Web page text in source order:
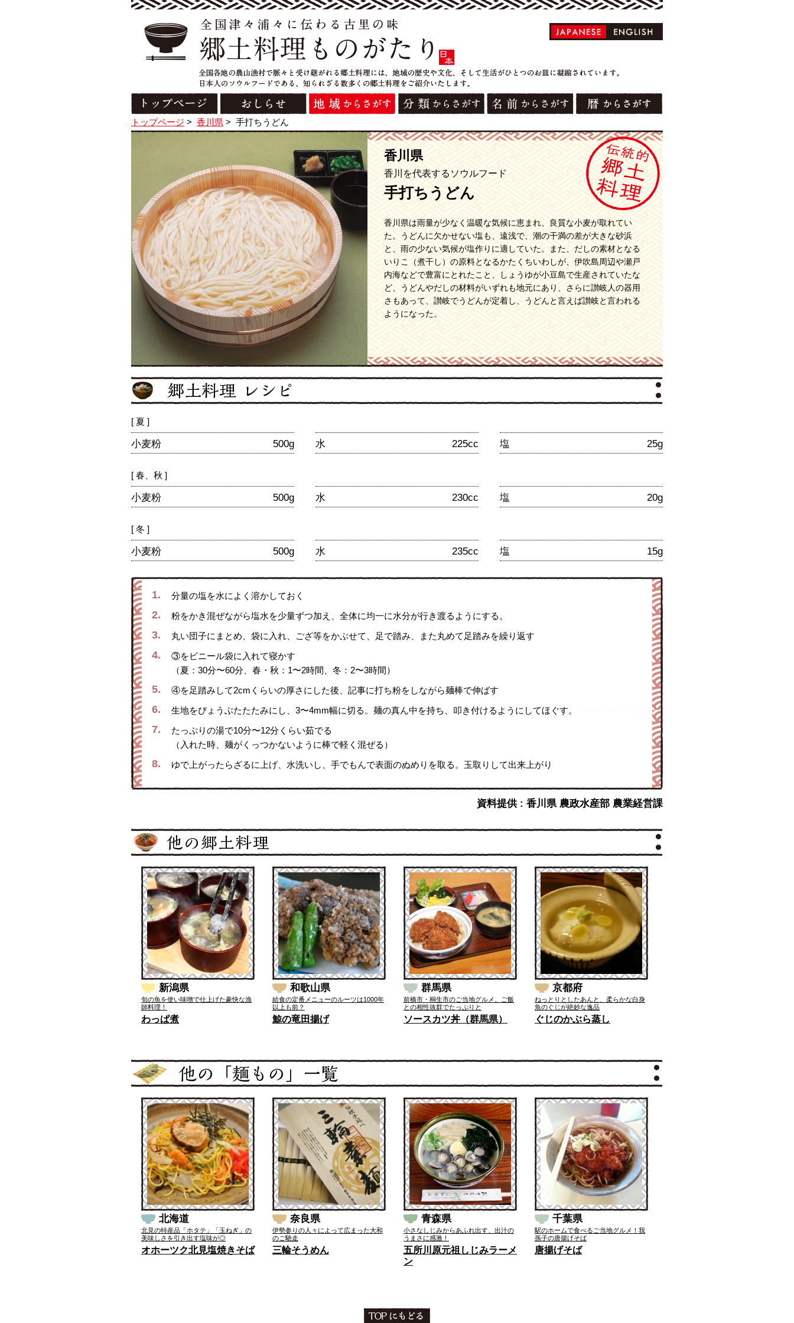
トップページ > 香川県 > 手打ちうどん
香川県
香川を代表するソウルフード
手打ちうどん
香川県は雨量が少なく温暖な気候に恵まれ、良質な小麦が取れてい
た。うどんに欠かせない塩も、遠浅で、潮の干満の差が大きな砂浜
と、雨の少ない気候が塩作りに適していた。また、だしの素材となる
いりこ（煮干し）の原料となるかたくちいわしが、伊吹島周辺や瀬戸
内海などで豊富にとれたこと、しょうゆが小豆島で生産されていたな
ど、うどんやだしの材料がいずれも地元にあり、さらに讃岐人の器用
さもあって、讃岐でうどんが定着し、うどんと言えば讃岐と言われる
ようになった。
[ 夏 ]
小麦粉 500g 水 225cc 塩 25g
[ 春、秋 ]
小麦粉 500g 水 230cc 塩 20g
[ 冬 ]
小麦粉 500g 水 235cc 塩 15g
1. 分量の塩を水によく溶かしておく
2. 粉をかき混ぜながら塩水を少量ずつ加え、全体に均一に水分が行き渡るようにする。
3. 丸い団子にまとめ、袋に入れ、ござ等をかぶせて、足で踏み、また丸めて足踏みを繰り返す
4.
③をビニール袋に入れて寝かす
（夏：30分〜60分、春・秋：1〜2時間、冬：2〜3時間）
5. ④を足踏みして2cmくらいの厚さにした後、記事に打ち粉をしながら麺棒で伸ばす
6. 生地をびょうぶたたたみにし、3〜4mm幅に切る。麺の真ん中を持ち、叩き付けるようにしてほぐす。
7.
たっぷりの湯で10分〜12分くらい茹でる
（入れた時、麺がくっつかないように棒で軽く混ぜる）
8. ゆで上がったらざるに上げ、水洗いし、手でもんで表面のぬめりを取る。玉取りして出来上がり
資料提供 : 香川県 農政水産部 農業経営課
新潟県
旬の魚を使い味噌で仕上げた豪快な漁
師料理！
わっぱ煮
和歌山県
給食の定番メニューのルーツは1000年
以上も前？
鯨の竜田揚げ
群馬県
前橋市・桐生市のご当地グルメ。ご飯
との相性抜群でたっぷりと
ソースカツ丼（群馬県）
京都府
ねっとりとしたあんと、柔らかな白身
魚のぐじが絶妙な逸品
ぐじのかぶら蒸し
北海道
北見の特産品「ホタテ」「玉ねぎ」の
美味しさを引き出す塩味が◎
オホーツク北見塩焼きそば
奈良県
伊勢参りの人々によって広まった大和
のご馳走
三輪そうめん
青森県
小さなしじみからあふれ出す、出汁の
うまさに感激！
五所川原元祖しじみラーメ
ン
千葉県
駅のホームで食べるご当地グルメ！我
孫子の唐揚げそば
唐揚げそば